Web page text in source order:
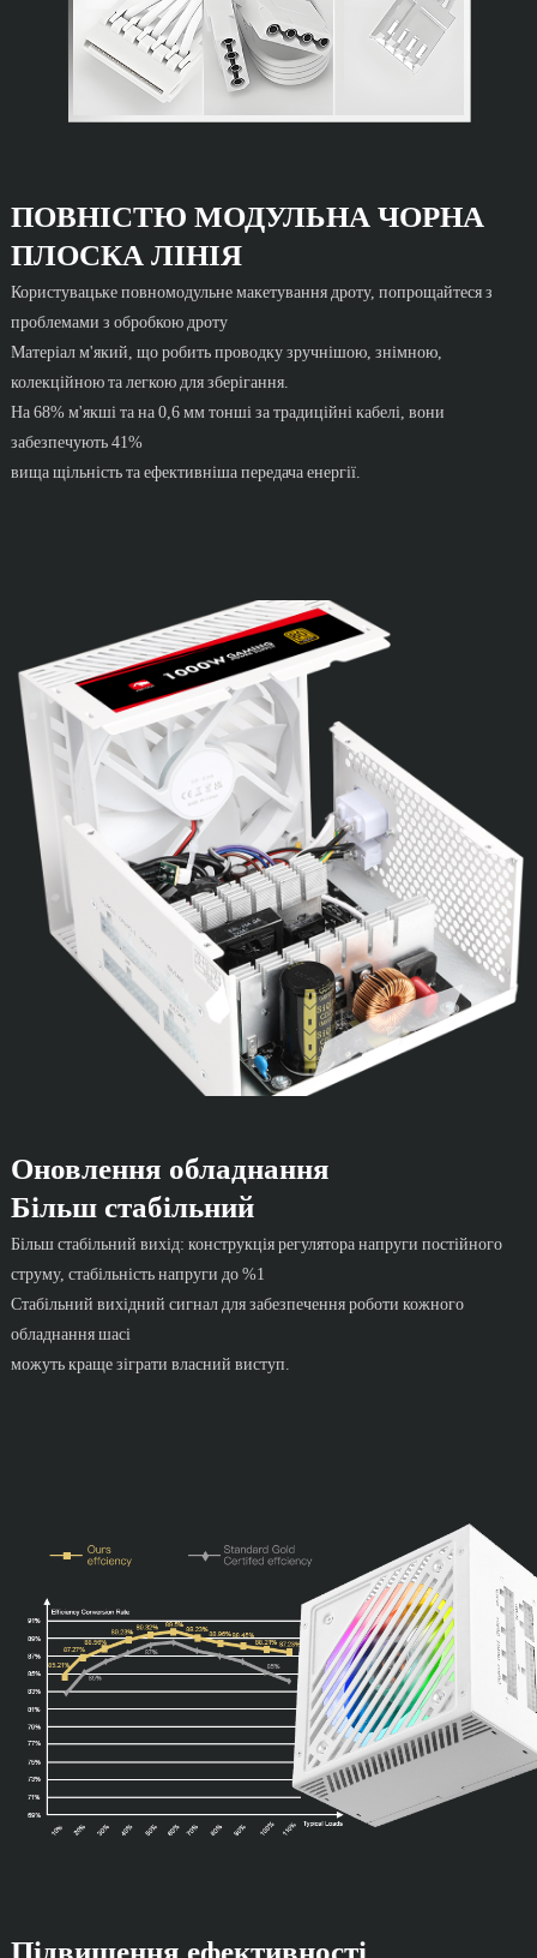
ПОВНІСТЮ МОДУЛЬНА ЧОРНА
ПЛОСКА ЛІНІЯ
Користувацьке повномодульне макетування дроту, попрощайтеся з
проблемами з обробкою дроту
Матеріал м'який, що робить проводку зручнішою, знімною,
колекційною та легкою для зберігання.
На 68% м'якші та на 0,6 мм тонші за традиційні кабелі, вони
забезпечують 41%
вища щільність та ефективніша передача енергії.
Оновлення обладнання
Більш стабільний
Більш стабільний вихід: конструкція регулятора напруги постійного
струму, стабільність напруги до %1
Стабільний вихідний сигнал для забезпечення роботи кожного
обладнання шасі
можуть краще зіграти власний виступ.